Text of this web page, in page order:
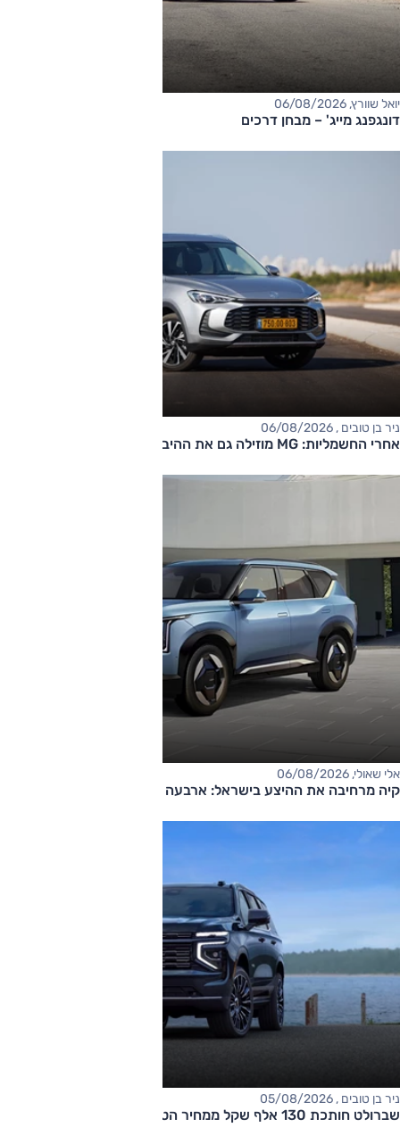
יואל שוורץ, 06/08/2026
דונגפנג מייג' – מבחן דרכים
ניר בן טובים , 06/08/2026
אחרי החשמליות: MG מוזילה גם את ההיברידיות
אלי שאולי, 06/08/2026
קיה מרחיבה את ההיצע בישראל: ארבעה דגמים חדשים בדרך
ניר בן טובים , 05/08/2026
שברולט חותכת 130 אלף שקל ממחיר הטאהו